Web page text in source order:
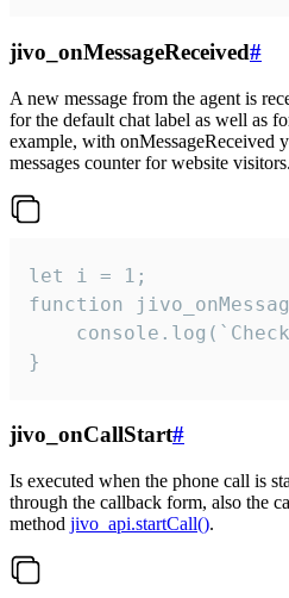
jivo_onMessageReceived#
A new message from the agent is
for the default chat label as well as
example, with onMessageReceived
messages counter for website visitors.
let i = 1;
function
}
jivo_onCallStart#
Is executed when the phone call is
through the callback form, also the
method jivo_api.startCall().